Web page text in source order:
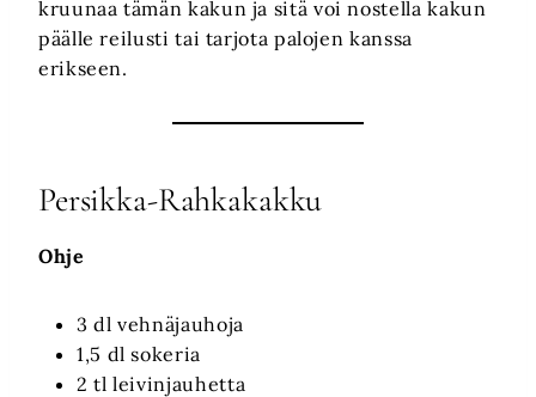
kruunaa tämän kakun ja sitä voi nostella kakun
päälle reilusti tai tarjota palojen kanssa
erikseen.
Persikka-Rahkakakku
Ohje
3 dl vehnäjauhoja
1,5 dl sokeria
2 tl leivinjauhetta